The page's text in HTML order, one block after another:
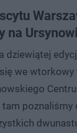
na
dziewiątej
we
tam